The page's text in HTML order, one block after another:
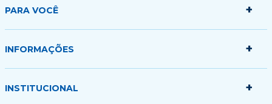
PARA VOCÊ +
Minha conta
INFORMAÇÕES +
Politica de Entrega
INSTITUCIONAL +